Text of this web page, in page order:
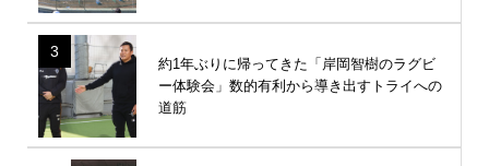
3
約1年ぶりに帰ってきた「岸岡智樹のラグビ
ー体験会」数的有利から導き出すトライへの
道筋